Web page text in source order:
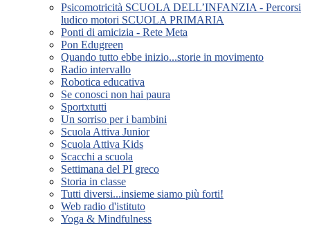
Psicomotricità SCUOLA DELL’INFANZIA - Percorsi
ludico motori SCUOLA PRIMARIA
Ponti di amicizia - Rete Meta
Pon Edugreen
Quando tutto ebbe inizio...storie in movimento
Radio intervallo
Robotica educativa
Se conosci non hai paura
Sportxtutti
Un sorriso per i bambini
Scuola Attiva Junior
Scuola Attiva Kids
Scacchi a scuola
Settimana del PI greco
Storia in classe
Tutti diversi...insieme siamo più forti!
Web radio d'istituto
Yoga & Mindfulness